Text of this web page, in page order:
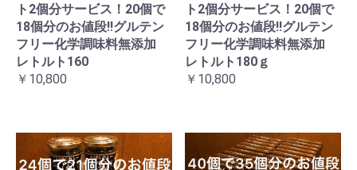
ト2個分サービス！20個で
18個分のお値段!!グルテン
フリー化学調味料無添加
レトルト160
￥10,800
ト2個分サービス！20個で
18個分のお値段!!グルテン
フリー化学調味料無添加
レトルト180ｇ
￥10,800